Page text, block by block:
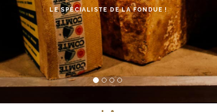
LE SPÉCIALISTE DE LA FONDUE !